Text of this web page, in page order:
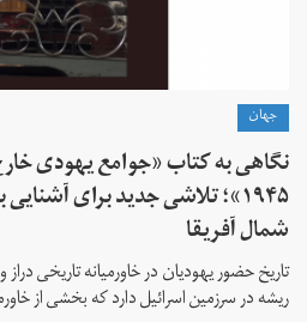
جهان
نگاهی به کتاب «جوامع یهودی
۱۹۴۵»؛ تلاشی جدید برای
شمال آفریقا
تاریخ حضور یهودیان در خاورمیانه تاریخی
ریشه در سرزمین اسرائیل دارد که بخشی از